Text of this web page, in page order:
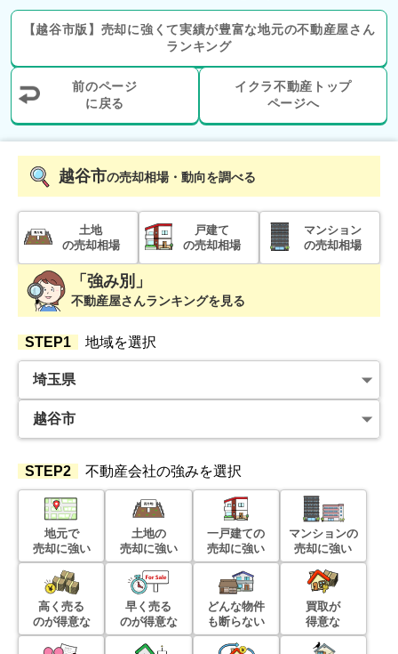
1,600
第2お花茶屋ダイヤモンドマンション
2,900 万円
クレアトール船堀
階数: 階
とよはる台サンハイツ
階数:1
2,800万円
ライオンズヴィアーレ草加松原
階数:3階 専有面積:83㎡
2,800万円 2023年11月
【越谷市版】 売却に強くて実績が豊富な地元の不動産屋さん
ランキング
前のページ
に戻る
イクラ不動産トップ
ページへ
越谷市の売却相場・動向を調べる
土地
の売却相場
戸建て
の売却相場
マンション
の売却相場
「強み別」
不動産屋さんランキングを見る
STEP1 地域を選択
STEP2 不動産会社の強みを選択
地元で
売却に強い
土地の
売却に強い
一戸建ての
売却に強い
マンションの
売却に強い
高く売る
のが得意な
早く売る
のが得意な
どんな物件
も断らない
買取が
得意な